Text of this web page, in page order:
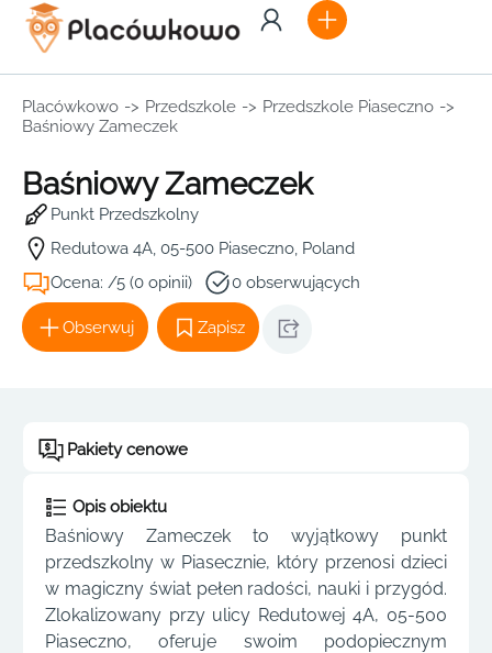
Placówkowo -> Przedszkole -> Przedszkole Piaseczno ->
Baśniowy Zameczek
Baśniowy Zameczek
Punkt Przedszkolny
Redutowa 4A, 05-500 Piaseczno, Poland
Ocena: /5 (0 opinii)
0 obserwujących
Obserwuj Zapisz
Pakiety cenowe
Opis obiektu
Baśniowy Zameczek to wyjątkowy punkt
przedszkolny w Piasecznie, który przenosi dzieci
w magiczny świat pełen radości, nauki i przygód.
Zlokalizowany przy ulicy Redutowej 4A, 05-500
Piaseczno, oferuje swoim podopiecznym